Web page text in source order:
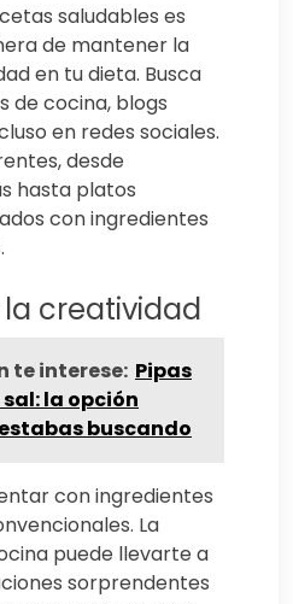
saludables es
de mantener la
en tu dieta. Busca
de cocina, blogs
en redes sociales.
desde
hasta platos
con ingredientes
creatividad
te interese: Pipas
la opción
buscando
con ingredientes
La
puede llevarte a
sorprendentes